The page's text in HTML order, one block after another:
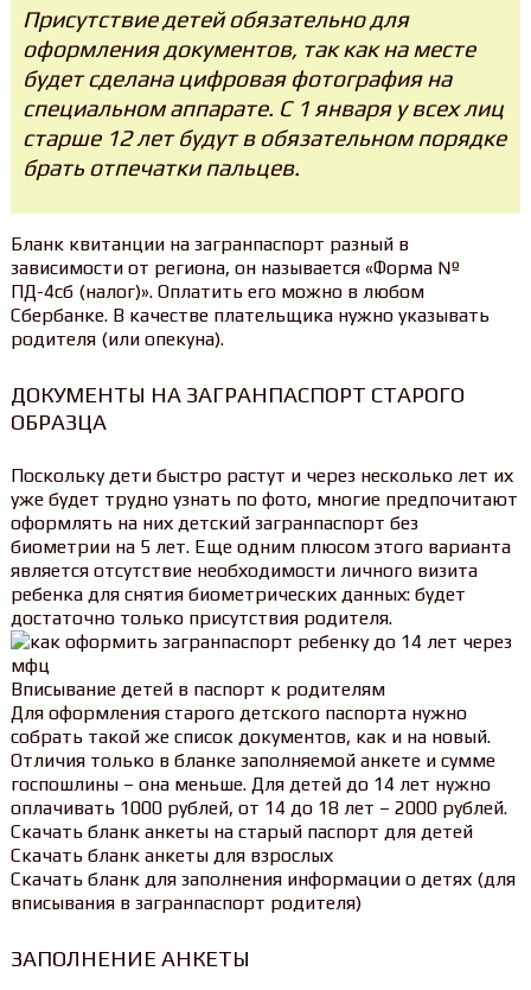
Присутствие детей обязательно для
оформления документов, так как на месте
будет сделана цифровая фотография на
специальном аппарате. С 1 января у всех лиц
старше 12 лет будут в обязательном порядке
брать отпечатки пальцев.
Бланк квитанции на загранпаспорт разный в
зависимости от региона, он называется «Форма №
ПД-4сб (налог)». Оплатить его можно в любом
Сбербанке. В качестве плательщика нужно указывать
родителя (или опекуна).
ДОКУМЕНТЫ НА ЗАГРАНПАСПОРТ СТАРОГО
ОБРАЗЦА
Поскольку дети быстро растут и через несколько лет их
уже будет трудно узнать по фото, многие предпочитают
оформлять на них детский загранпаспорт без
биометрии на 5 лет. Еще одним плюсом этого варианта
является отсутствие необходимости личного визита
ребенка для снятия биометрических данных: будет
достаточно только присутствия родителя.
Вписывание детей в паспорт к родителям
Для оформления старого детского паспорта нужно
собрать такой же список документов, как и на новый.
Отличия только в бланке заполняемой анкете и сумме
госпошлины – она меньше. Для детей до 14 лет нужно
оплачивать 1000 рублей, от 14 до 18 лет – 2000 рублей.
Скачать бланк анкеты на старый паспорт для детей
Скачать бланк анкеты для взрослых
Скачать бланк для заполнения информации о детях (для
вписывания в загранпаспорт родителя)
ЗАПОЛНЕНИЕ АНКЕТЫ